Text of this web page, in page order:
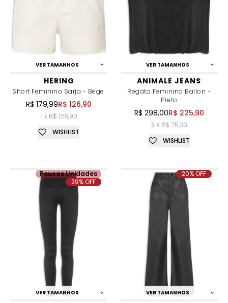
VER TAMANHOS
HERING
Short Feminino Sarja - Bege
R$ 179,99R$ 126,90
1 x R$ 126,90
WISHLIST
VER TAMANHOS
ANIMALE JEANS
Regata Feminina Ballon -
Preto
R$ 298,00R$ 225,90
3 X R$ 75,30
WISHLIST
VER TAMANHOS
Poucas Unidades
29% OFF
VER TAMANHOS
20% OFF